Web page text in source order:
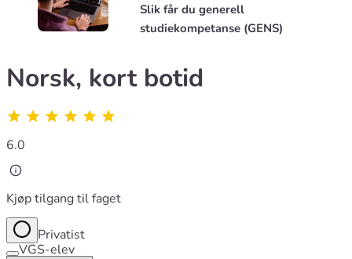
Slik får du generell
studiekompetanse (GENS)
Norsk, kort botid
6.0
Kjøp tilgang til faget
Privatist
VGS-elev